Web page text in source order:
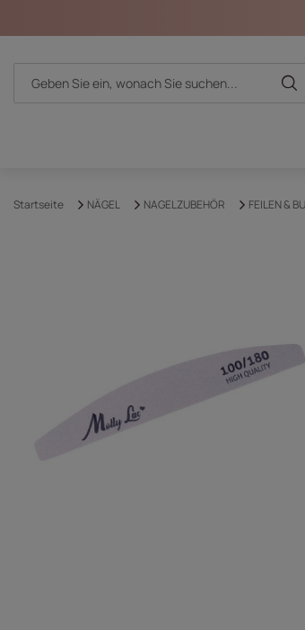
Startseite NÄGEL NAGELZUBEHÖR FEILEN &